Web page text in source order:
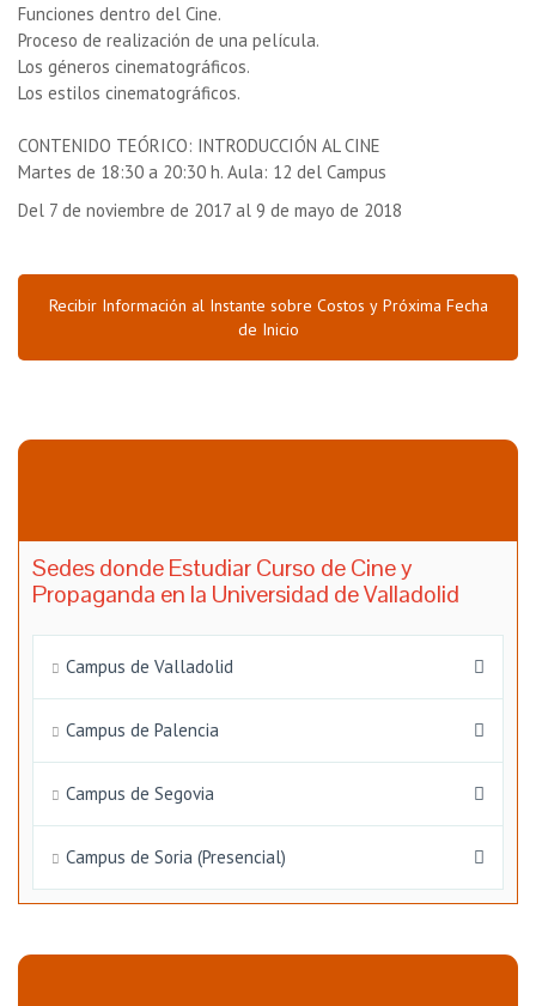
Funciones dentro del Cine.
Proceso de realización de una película.
Los géneros cinematográficos.
Los estilos cinematográficos.
CONTENIDO TEÓRICO: INTRODUCCIÓN AL CINE
Martes de 18:30 a 20:30 h. Aula: 12 del Campus
Del 7 de noviembre de 2017 al 9 de mayo de 2018
Recibir Información al Instante sobre Costos y Próxima Fecha
de Inicio
Sedes donde Estudiar Curso de Cine y
Propaganda en la Universidad de Valladolid
Campus de Valladolid
Campus de Palencia
Campus de Segovia
Campus de Soria (Presencial)